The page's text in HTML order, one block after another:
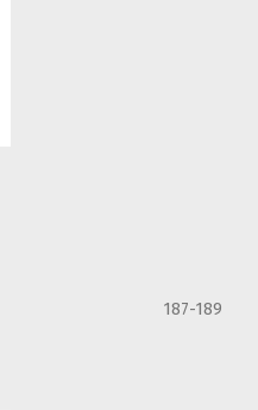
187-189